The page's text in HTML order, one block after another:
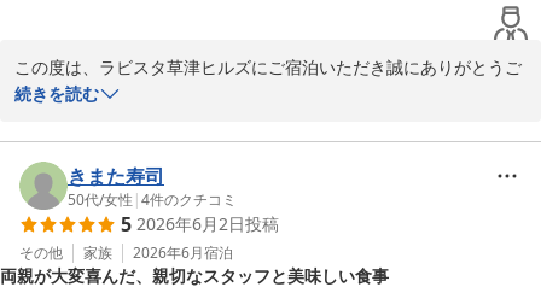
またお会いできます日を、スタッフ一同心よりお待ちいたしており
ます。
ラビスタ草津ヒルズ（共立リゾート）
2026-06-16
この度は、ラビスタ草津ヒルズにご宿泊いただき誠にありがとうご
ざいます。
と、心より御礼申し上げます。
あいにくのお天気の中ではございましたが、館内での滞在を満喫し
ていただけたとのこと、大変嬉しく拝読いたしました。
アロマの香りをはじめ、設備や接客、お料理に至るまでご満足いた
だけたとのお言葉は、私どもにとって何よりの励みでございます。
また、時間ごとにお楽しみいただけるラウンジサービスも存分にお
続きを読む
きまた寿司
50代/女性 |4件のクチコミ
5 2026年6月2日投稿
その他 家族 2026年6月宿泊
両親が大変喜んだ、親切なスタッフと美味しい食事